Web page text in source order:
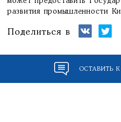
развития промышленности
Поделиться в
ОСТАВИТЬ